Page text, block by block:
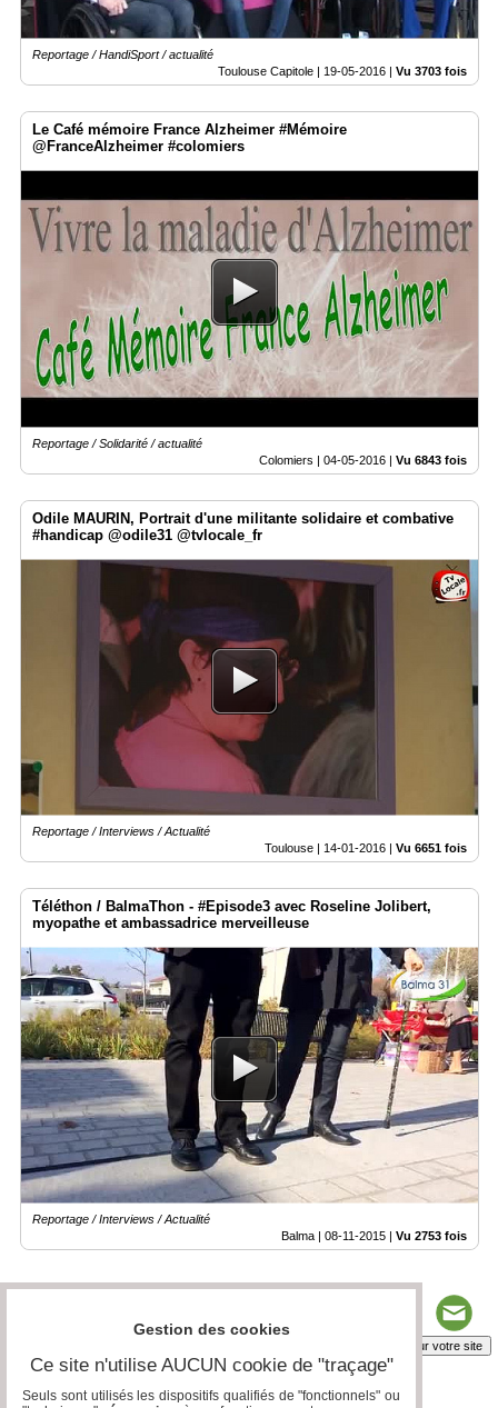
Reportage / HandiSport / actualité
Toulouse Capitole | 19-05-2016 Vu 3703 fois
Le Café mémoire France Alzheimer #Mémoire
@FranceAlzheimer #colomiers
Reportage / Solidarité / actualité
Colomiers | 04-05-2016 | Vu 6843 fois
Odile MAURIN, Portrait d'une militante solidaire et combative
#handicap @odile31 @tvlocale_fr
Reportage / Interviews / Actualité
Toulouse | 14-01-2016 | Vu 6651 fois
Téléthon / BalmaThon - #Episode3 avec Roseline Jolibert,
myopathe et ambassadrice merveilleuse
Reportage / Interviews / Actualité
Balma | 08-11-2015 Vu 2753 fois
Insérez sur votre site
Gestion des cookies
Ce site n'utilise AUCUN cookie de "traçage"
Seuls sont utilisés les dispositifs qualifiés de "fonctionnels" ou